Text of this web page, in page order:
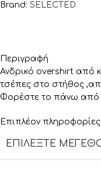
Brand: SELECTED
Περιγραφή
Ανδρικό overshirt από
τσέπες στο στήθος
Φορέστε το πάνω από
Επιπλέον πληροφορίες
ΕΠΙΛΈΞΤΕ